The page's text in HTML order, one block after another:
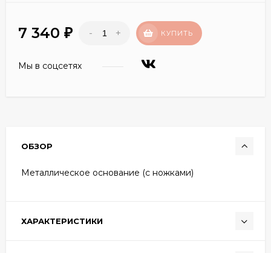
7 340 ₽ - + КУПИТЬ
Мы в соцсетях
ОБЗОР
Металлическое основание (с ножками)
ХАРАКТЕРИСТИКИ